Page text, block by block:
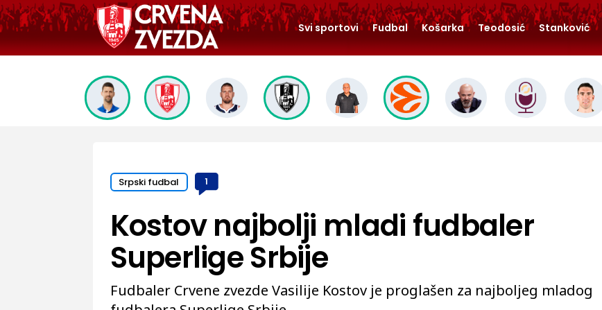
Svi sportovi Fudbal Košarka Teodosić Stanković
Srpski fudbal 1
Kostov najbolji mladi fudbaler
Superlige Srbije
Fudbaler Crvene zvezde Vasilije Kostov je proglašen za najboljeg mladog